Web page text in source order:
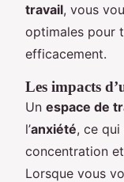
travail, vous
optimales pour
efficacement.
Les impacts
Un espace de
l’anxiété, ce
concentration
Lorsque vous